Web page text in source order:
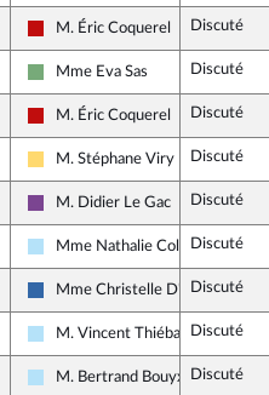
La France insoumise - Nouveau
M. Éric Coquerel Discuté
Écologiste et Social
Mme Eva Sas Discuté
La France insoumise - Nouveau
M. Éric Coquerel Discuté
Libertés, Indépendants, Outre-
M. Stéphane Viry Discuté
Ensemble pour la République
M. Didier Le Gac Discuté
Horizons & Indépendants
Mme Nathalie Colin-Oesterlé
Discuté
UDR
Mme Christelle D'Intorni
Discuté
Horizons & Indépendants
M. Vincent ThiébautDiscuté
Horizons & Indépendants
M. Bertrand Bouyx Discuté